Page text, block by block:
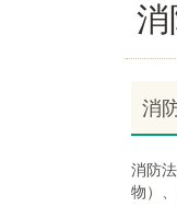
消
消
消防
物）